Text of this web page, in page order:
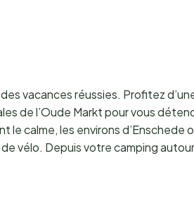
vacances réussies. Profitez
de l’Oude Markt pour vous
le calme, les environs
vélo. Depuis votre camping